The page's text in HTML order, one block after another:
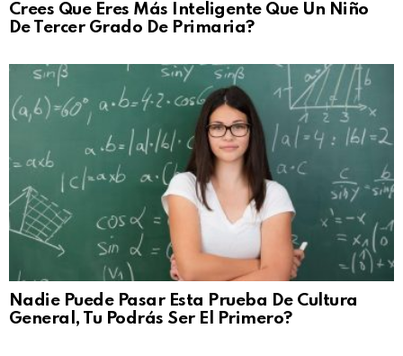
Crees Que Eres Más Inteligente Que Un Niño
De Tercer Grado De Primaria?
Nadie Puede Pasar Esta Prueba De Cultura
General, Tu Podrás Ser El Primero?